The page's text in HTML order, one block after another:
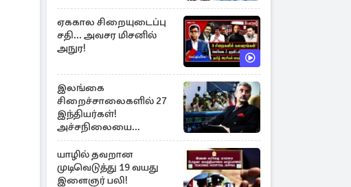
ஏககால சிறையுடைப்பு
சதி... அவசர மிசனில்
அநுர!
இலங்கை
சிறைச்சாலைகளில் 27
இந்தியர்கள்!
அச்சநிலையை
மையப்படுத்தி
ஜெயசங்கர் அறிக்கை
யாழில் தவறான
முடிவெடுத்து 19 வயது
இளைஞர் பலி!